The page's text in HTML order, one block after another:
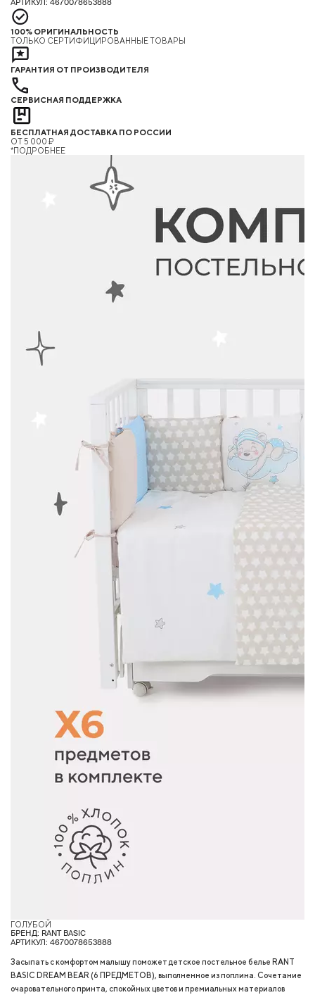
АРТИКУЛ: 4670078653888
100% ОРИГИНАЛЬНОСТЬ
ТОЛЬКО СЕРТИФИЦИРОВАННЫЕ ТОВАРЫ
ГАРАНТИЯ ОТ ПРОИЗВОДИТЕЛЯ
СЕРВИСНАЯ ПОДДЕРЖКА
БЕСПЛАТНАЯ ДОСТАВКА ПО РОССИИ
ОТ 5 000 ₽
*ПОДРОБНЕЕ
ГОЛУБОЙ
БРЕНД: RANT BASIC
АРТИКУЛ: 4670078653888
Засыпать с комфортом малышу поможет детское постельное белье RANT
BASIC DREAM BEAR (6 ПРЕДМЕТОВ), выполненное из поплина. Сочетание
очаровательного принта, спокойных цветов и премиальных материалов